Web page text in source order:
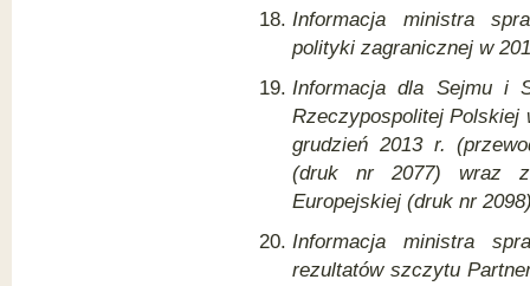
Informacja ministra
polityki zagranicznej w
Informacja dla Sejmu i
Rzeczypospolitej Polskiej
grudzień 2013 r.
(druk nr 2077) wraz
Europejskiej (druk nr
Informacja ministra
rezultatów szczytu